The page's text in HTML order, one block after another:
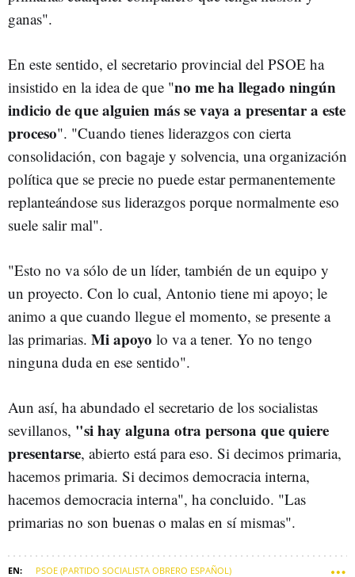
ganas".
En este sentido, el secretario provincial del PSOE ha
insistido en la idea de que "no me ha llegado ningún
indicio de que alguien más se vaya a presentar a este
proceso". "Cuando tienes liderazgos con cierta
consolidación, con bagaje y solvencia, una organización
política que se precie no puede estar permanentemente
replanteándose sus liderazgos porque normalmente eso
suele salir mal".
"Esto no va sólo de un líder, también de un equipo y
un proyecto. Con lo cual, Antonio tiene mi apoyo; le
animo a que cuando llegue el momento, se presente a
las primarias. Mi apoyo lo va a tener. Yo no tengo
ninguna duda en ese sentido".
Aun así, ha abundado el secretario de los socialistas
sevillanos, "si hay alguna otra persona que quiere
presentarse, abierto está para eso. Si decimos primaria,
hacemos primaria. Si decimos democracia interna,
hacemos democracia interna", ha concluido. "Las
primarias no son buenas o malas en sí mismas".
PSOE (PARTIDO SOCIALISTA OBRERO ESPAÑOL)